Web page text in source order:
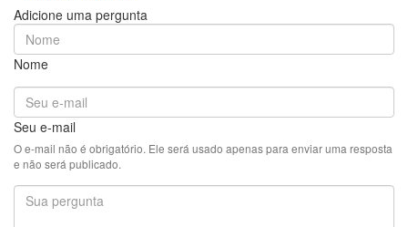
Adicione uma pergunta
Nome
Seu e-mail
O e-mail não é obrigatório. Ele será usado apenas para enviar uma resposta
e não será publicado.